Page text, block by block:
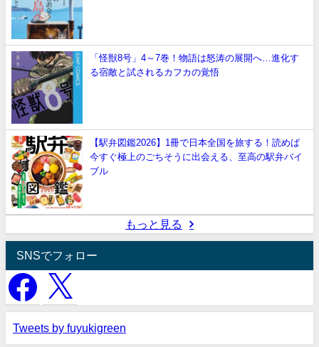
「怪獣8号」4～7巻！物語は怒涛の展開へ…進化す
る宿敵と試されるカフカの覚悟
【駅弁図鑑2026】1冊で日本全国を旅する！読めば
今すぐ極上のごちそうに出会える、至高の駅弁バイ
ブル
もっと見る
SNSでフォロー
Tweets by fuyukigreen